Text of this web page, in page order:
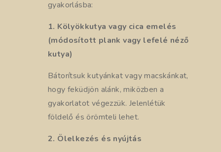
gyakorlásba:
1. Kölyökkutya vagy cica emelés
(módosított plank vagy lefelé néző
kutya)
Bátorítsuk kutyánkat vagy macskánkat,
hogy feküdjön alánk, miközben a
gyakorlatot végezzük. Jelenlétük
földelő és örömteli lehet.
2. Ölelkezés és nyújtás